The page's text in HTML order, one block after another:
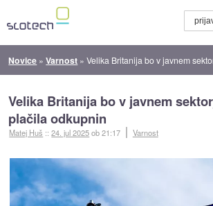
Novice »Varnost »Velika Britanija bo v javnem sektorju
Velika Britanija bo v javnem
plačila odkupnin
Matej Huš ::24. jul 2025ob 21:17 Varnost